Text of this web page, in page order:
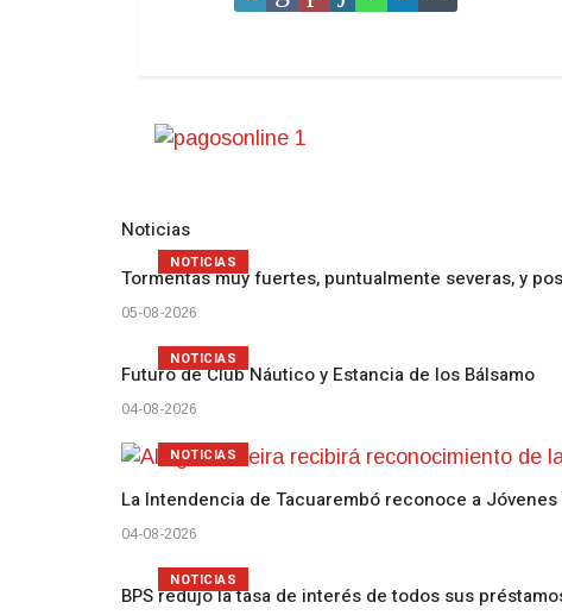
Noticias
Tormentas muy fuertes, puntualmente severas, y
05-08-2026
NOTICIAS
Futuro de Club Náutico y Estancia de los Bálsamo
04-08-2026
NOTICIAS
La Intendencia de Tacuarembó reconoce a
04-08-2026
NOTICIAS
BPS redujo la tasa de interés de todos sus
NOTICIAS